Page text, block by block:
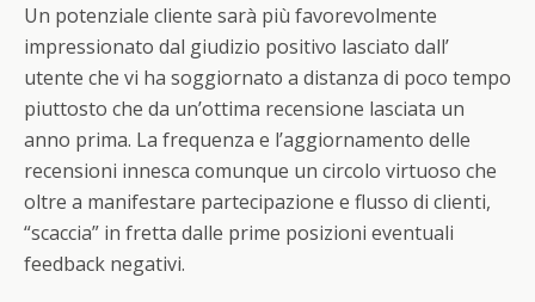
Un potenziale cliente sarà più favorevolmente
impressionato dal giudizio positivo lasciato dall’
utente che vi ha soggiornato a distanza di poco tempo
piuttosto che da un’ottima recensione lasciata un
anno prima. La frequenza e l’aggiornamento delle
recensioni innesca comunque un circolo virtuoso che
oltre a manifestare partecipazione e flusso di clienti,
“scaccia” in fretta dalle prime posizioni eventuali
feedback negativi.